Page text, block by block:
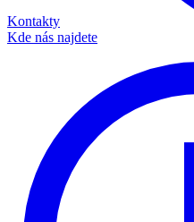
Kontakty
Kde nás najdete